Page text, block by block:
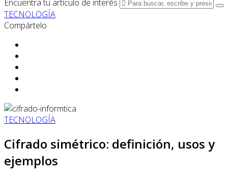
Encuentra tu artículo de interés
TECNOLOGÍA
Compártelo
TECNOLOGÍA
Cifrado simétrico: definición, usos y
ejemplos